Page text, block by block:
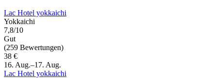
Lac Hotel yokkaichi
Yokkaichi
7,8/10
Gut
(259 Bewertungen)
38 €
16. Aug.–17. Aug.
Lac Hotel yokkaichi